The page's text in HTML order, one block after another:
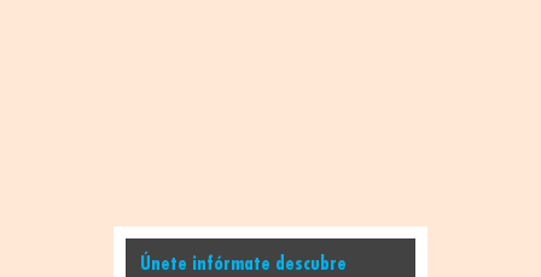
Únete infórmate descubre